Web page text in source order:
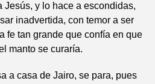
Jesús, y lo hace a escondidas,
inadvertida, con temor a ser
fe tan grande que confía en que
manto se curaría.
a casa de Jairo, se para, pues